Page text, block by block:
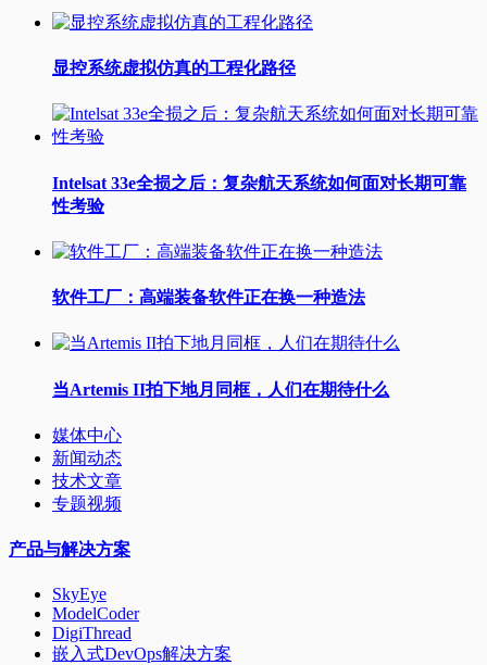
显控系统虚拟仿真的工程化路径
Intelsat 33e全损之后：复杂航天系统如何面对长期可靠
性考验
软件工厂：高端装备软件正在换一种造法
当Artemis II拍下地月同框，人们在期待什么
媒体中心
新闻动态
技术文章
专题视频
产品与解决方案
SkyEye
ModelCoder
DigiThread
嵌入式DevOps解决方案